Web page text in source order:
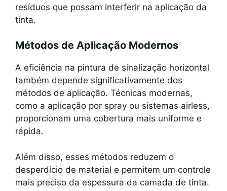
resíduos que possam interferir na aplicação da
tinta.
Métodos de Aplicação Modernos
A eficiência na pintura de sinalização horizontal
também depende significativamente dos
métodos de aplicação. Técnicas modernas,
como a aplicação por spray ou sistemas airless,
proporcionam uma cobertura mais uniforme e
rápida.
Além disso, esses métodos reduzem o
desperdício de material e permitem um controle
mais preciso da espessura da camada de tinta.